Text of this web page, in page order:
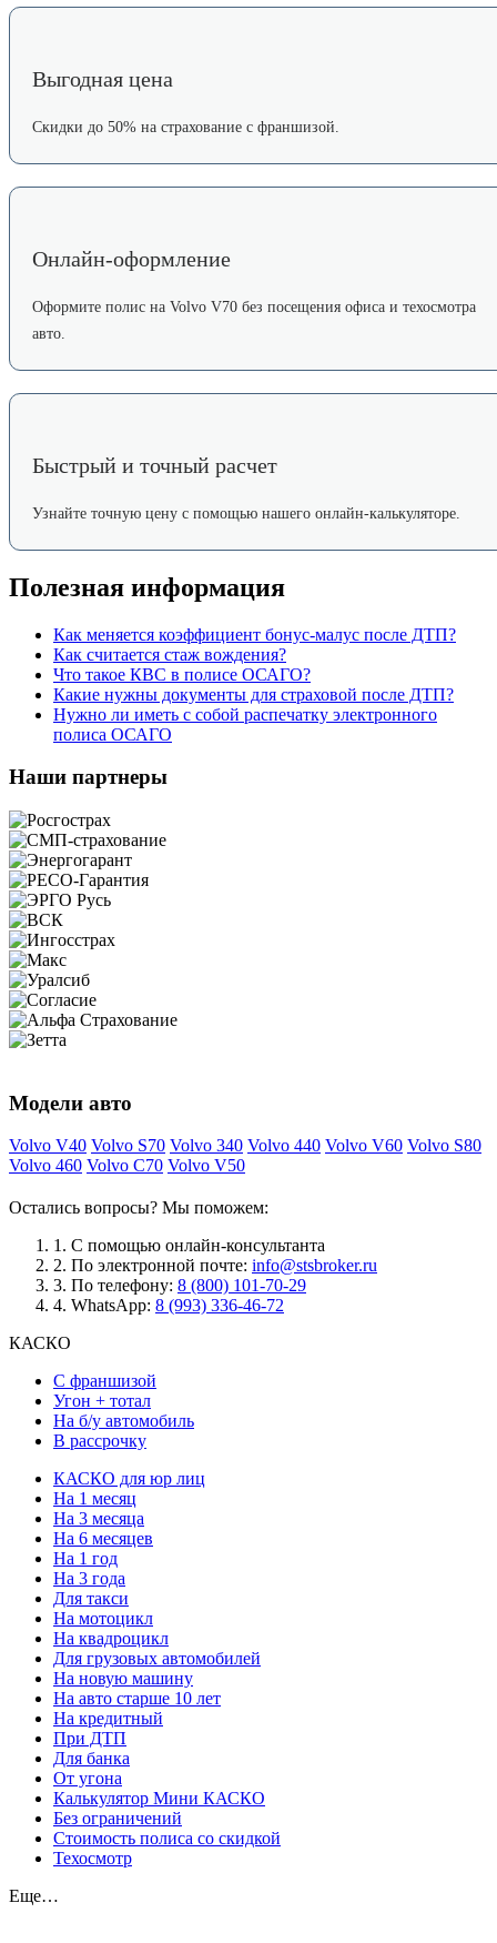
Выгодная цена
Скидки до 50% на страхование с франшизой.
Онлайн-оформление
Оформите полис на Volvo V70 без посещения офиса и техосмотра
авто.
Быстрый и точный расчет
Узнайте точную цену с помощью нашего онлайн-калькуляторе.
Полезная информация
Как меняется коэффициент бонус-малус после ДТП?
Как считается стаж вождения?
Что такое КВС в полисе ОСАГО?
Какие нужны документы для страховой после ДТП?
Нужно ли иметь с собой распечатку электронного
полиса ОСАГО
Наши партнеры
Модели авто
Volvo V40 Volvo S70 Volvo 340 Volvo 440 Volvo V60 Volvo S80
Volvo 460 Volvo C70 Volvo V50
Остались вопросы? Мы поможем:
1. С помощью онлайн-консультанта
2. По электронной почте: info@stsbroker.ru
3. По телефону: 8 (800) 101-70-29
4. WhatsApp: 8 (993) 336-46-72
КАСКО
С франшизой
Угон + тотал
На б/у автомобиль
В рассрочку
КАСКО для юр лиц
На 1 месяц
На 3 месяца
На 6 месяцев
На 1 год
На 3 года
Для такси
На мотоцикл
На квадроцикл
Для грузовых автомобилей
На новую машину
На авто старше 10 лет
На кредитный
При ДТП
Для банка
От угона
Калькулятор Мини КАСКО
Без ограничений
Стоимость полиса со скидкой
Техосмотр
Еще…